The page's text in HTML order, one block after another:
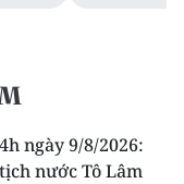
ngày 9/8/2026:
nước Tô Lâm